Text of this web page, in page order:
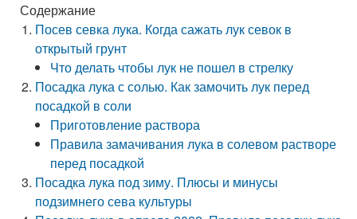
Содержание
Посев севка лука. Когда сажать лук севок в
открытый грунт
Что делать чтобы лук не пошел в стрелку
Посадка лука с солью. Как замочить лук перед
посадкой в соли
Приготовление раствора
Правила замачивания лука в солевом растворе
перед посадкой
Посадка лука под зиму. Плюсы и минусы
подзимнего сева культуры